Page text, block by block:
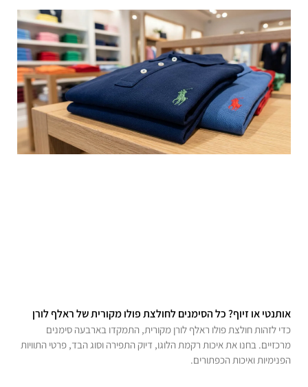
אותנטי או זיוף? כל הסימנים לחולצת פולו מקורית של ראלף לורן
כדי לזהות חולצת פולו ראלף לורן מקורית, התמקדו בארבעה סימנים
מרכזיים. בחנו את איכות רקמת הלוגו, דיוק התפירה וסוג הבד, פרטי התוויות
הפנימיות ואיכות הכפתורים.